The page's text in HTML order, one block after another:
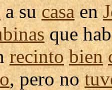
a sucasaen
que
recinto bien
, pero no